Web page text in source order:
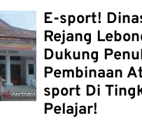
E-sport!
Rejang
Dukung
Pembinaan
sport Di
Pelajar!